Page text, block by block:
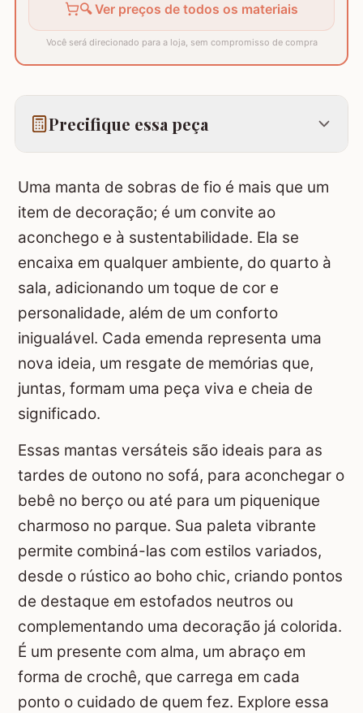
🔍 Ver preços de todos os materiais
Você será direcionado para a loja, sem compromisso de compra
Precifique essa peça
Uma manta de sobras de fio é mais que um
item de decoração; é um convite ao
aconchego e à sustentabilidade. Ela se
encaixa em qualquer ambiente, do quarto à
sala, adicionando um toque de cor e
personalidade, além de um conforto
inigualável. Cada emenda representa uma
nova ideia, um resgate de memórias que,
juntas, formam uma peça viva e cheia de
significado.
Essas mantas versáteis são ideais para as
tardes de outono no sofá, para aconchegar o
bebê no berço ou até para um piquenique
charmoso no parque. Sua paleta vibrante
permite combiná-las com estilos variados,
desde o rústico ao boho chic, criando pontos
de destaque em estofados neutros ou
complementando uma decoração já colorida.
É um presente com alma, um abraço em
forma de crochê, que carrega em cada
ponto o cuidado de quem fez. Explore essa